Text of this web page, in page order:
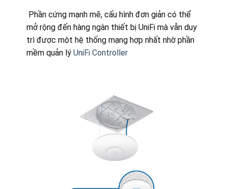
Phần cứng mạnh mẽ, cấu hình đơn giản có thể
mở rộng đến hàng ngàn thiết bị UniFi mà vẫn duy
trì được một hệ thống mạng hợp nhất nhờ phần
mềm quản lý UniFi Controller